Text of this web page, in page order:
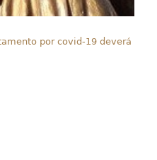
por covid-19 deverá